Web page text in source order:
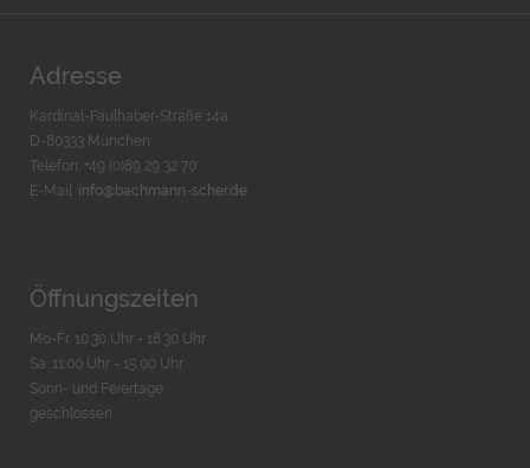
Adresse
Kardinal-Faulhaber-Straße 14a
D-80333 München
Telefon: +49 (0)89 29 32 70
E-Mail: info@bachmann-scher.de
Öffnungszeiten
Mo-Fr. 10:30 Uhr - 18:30 Uhr
Sa. 11:00 Uhr - 15.00 Uhr
Sonn- und Feiertage
geschlossen